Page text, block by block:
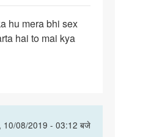
hu mera bhi sex
hai to mai kya
10/08/2019 - 03:12 बजे